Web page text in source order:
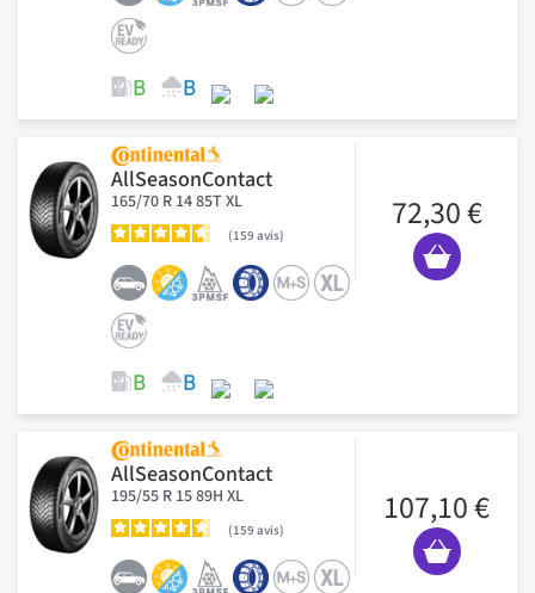
AllSeasonContact
165/70 R 14 85T XL
159 avis
72,30 €
AllSeasonContact
195/55 R 15 89H XL
159 avis
107,10 €